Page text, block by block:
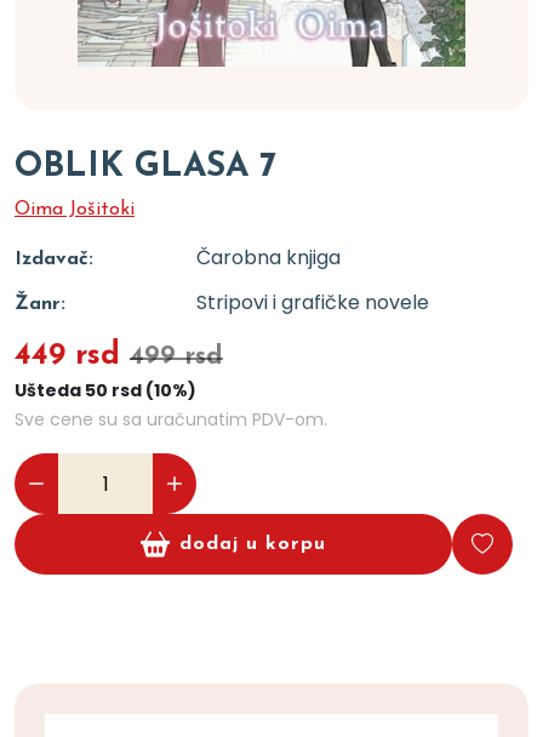
OBLIK GLASA 7
Oima Jošitoki
Izdavač: Čarobna knjiga
Žanr: Stripovi i grafičke novele
449 rsd 499 rsd
Ušteda 50 rsd (10%)
Sve cene su sa uračunatim PDV-om.
dodaj u korpu